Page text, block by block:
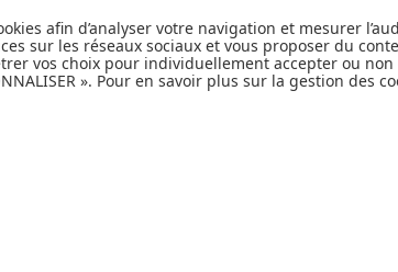
de l'enfant, poussettes,
pour la chambre de
et autres cadeaux de
afin d’analyser votre navigation et mesurer
sur les réseaux sociaux et vous proposer du
vos choix pour individuellement accepter ou non
». Pour en savoir plus sur la gestion des